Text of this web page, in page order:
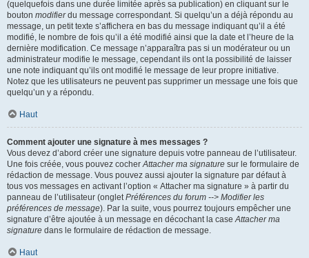
(quelquefois dans une durée limitée après sa publication) en cliquant sur le
bouton modifierdu message correspondant. Si quelqu’un a déjà répondu au
message, un petit texte s’affichera en bas du message indiquant qu’il a été
modifié, le nombre de fois qu’il a été modifié ainsi que la date et l’heure de la
dernière modification. Ce message n’apparaîtra pas si un modérateur ou un
administrateur modifie le message, cependant ils ont la possibilité de laisser
une note indiquant qu’ils ont modifié le message de leur propre initiative.
Notez que les utilisateurs ne peuvent pas supprimer un message une fois que
quelqu’un y a répondu.
Haut
Comment ajouter une signature à mes messages ?
Vous devez d’abord créer une signature depuis votre panneau de l’utilisateur.
Une fois créée, vous pouvez cocherAttacher ma signature sur le formulaire de
rédaction de message. Vous pouvez aussi ajouter la signature par défaut à
tous vos messages en activant l’option « Attacher ma signature » à partir du
panneau de l’utilisateur (ongletPréférences du forum --> Modifier les
préférences de message). Par la suite, vous pourrez toujours empêcher une
signature d’être ajoutée à un message en décochant la caseAttacher ma
signature dans le formulaire de rédaction de message.
Haut